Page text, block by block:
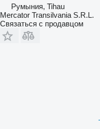
Румыния, Tihau
Mercator Transilvania S.R.L.
Связаться с продавцом